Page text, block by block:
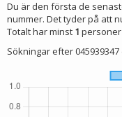
Du är den första de
nummer. Det tyder på att
Totalt har minst 1
Sökningar efter